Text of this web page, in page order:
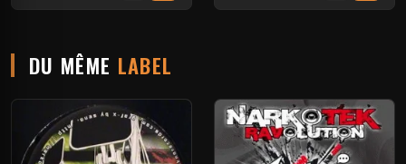
DU MÊME LABEL